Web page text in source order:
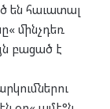
են հաւատալ
մինչդեռ
բացած է